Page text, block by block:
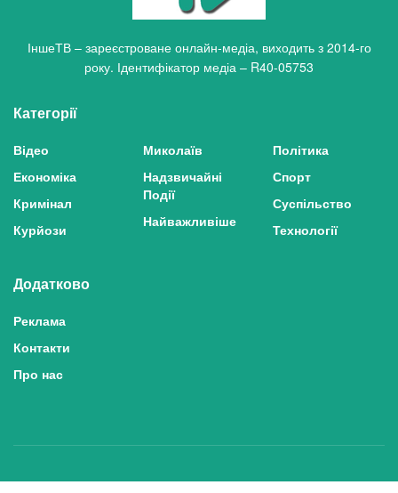
ІншеТВ – зареєстроване онлайн-медіа, виходить з 2014-го
року. Ідентифікатор медіа – R40-05753
Категорії
Відео
Економіка
Кримінал
Курйози
Миколаїв
Надзвичайні
Події
Найважливіше
Політика
Спорт
Суспільство
Технології
Додатково
Реклама
Контакти
Про нас
Політика конфіденційності та захисту персональних даних